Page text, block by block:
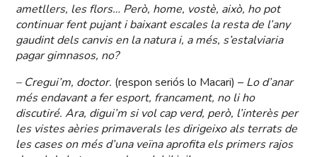
ametllers, les flors… Però, home, vostè, això, ho pot
continuar fent pujant i baixant escales la resta de l’any
gaudint dels canvis en la natura i, a més, s’estalviaria
pagar gimnasos, no?
– Cregui’m, doctor. (respon seriós lo Macari) – Lo d’anar
més endavant a fer esport, francament, no li ho
discutiré. Ara, digui’m si vol cap verd, però, l’interès per
les vistes aèries primaverals les dirigeixo als terrats de
les cases on més d’una veïna aprofita els primers rajos